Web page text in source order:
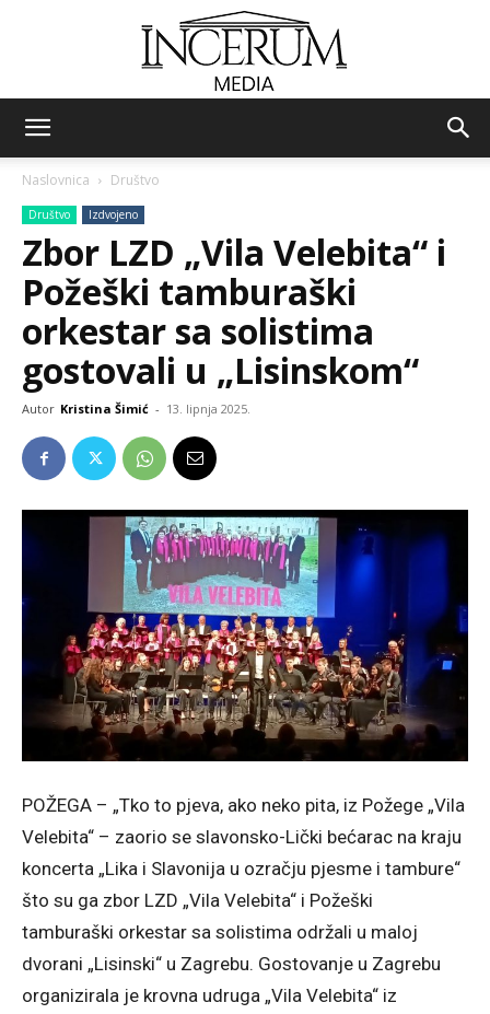
media
Naslovnica Društvo
Društvo Izdvojeno
Zbor LZD „Vila Velebita“ i
Požeški tamburaški
orkestar sa solistima
gostovali u „Lisinskom“
Autor Kristina Šimić - 13. lipnja 2025.
POŽEGA – „Tko to pjeva, ako neko pita, iz Požege „Vila
Velebita“ – zaorio se slavonsko-Lički bećarac na kraju
koncerta „Lika i Slavonija u ozračju pjesme i tambure“
što su ga zbor LZD „Vila Velebita“ i Požeški
tamburaški orkestar sa solistima održali u maloj
dvorani „Lisinski“ u Zagrebu. Gostovanje u Zagrebu
organizirala je krovna udruga „Vila Velebita“ iz